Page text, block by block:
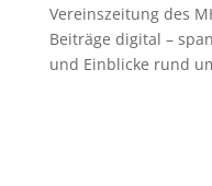
Vereinszeitung des
Beiträge digital –
und Einblicke rund